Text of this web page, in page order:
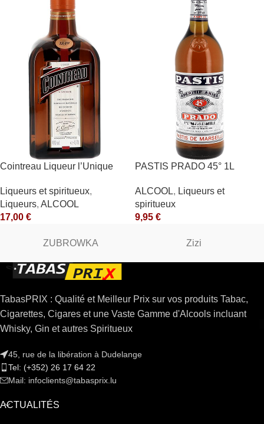
Cointreau Liqueur l’Unique
Liqueurs et spiritueux,
Liqueurs, ALCOOL
17,00 €
PASTIS PRADO 45° 1L
ALCOOL, Liqueurs et
spiritueux
9,95 €
ZUBROWKA Zizi
TabasPRIX : Qualité et Meilleur Prix sur vos produits Tabac,
Cigarettes, Cigares et une Vaste Gamme d'Alcools incluant
Whisky, Gin et autres Spiritueux
45, rue de la libération à Dudelange
Tel: (+352) 26 17 64 22
Mail: infoclients@tabasprix.lu
ACTUALITÉS